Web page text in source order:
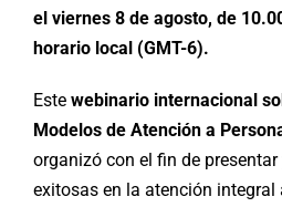
el viernes 8 de agosto, de
horario local (GMT-6).
Este webinario internacional
Modelos de Atención a
organizó con el fin de
exitosas en la atención integral